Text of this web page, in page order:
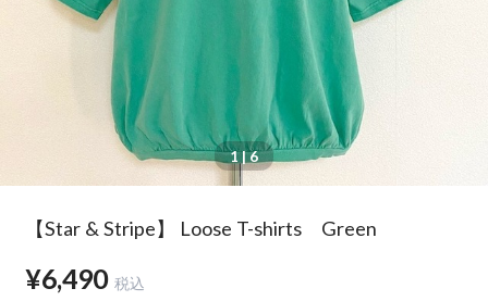
1| 6
【Star & Stripe】 Loose T-shirts Green
¥6,490 税込